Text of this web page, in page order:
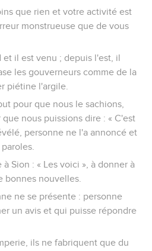
que rien et votre activité est
monstrueuse que de vous
il est venu ; depuis l'est, il
les gouverneurs comme de la
piétine l'argile.
pour que nous le sachions,
nous puissions dire : « C'est
personne ne l'a annoncé et
Sion : « Les voici », à donner à
bonnes nouvelles.
ne se présente : personne
un avis et qui puisse répondre
ils ne fabriquent que du